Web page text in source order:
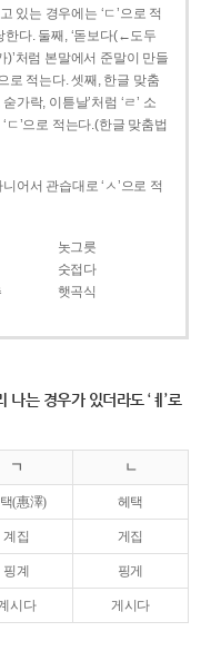
있는 경우에는 ‘ㄷ’으로 적
한다. 둘째, ‘돋보다(←도두
처럼 본말에서 준말이 만들
로 적는다. 셋째, 한글 맞춤
가락, 이튿날’처럼 ‘ㄹ’ 소
ㄷ’으로 적는다.(한글 맞춤법
어서 관습대로 ‘ㅅ’으로 적
놋그릇
숫접다
햇곡식
나는 경우가 있더라도 ‘ㅖ’로
ㄱ ㄴ
(惠澤) 헤택
계집 게집
핑계 핑게
시다 게시다